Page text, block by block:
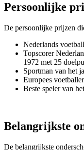
Persoonlijke
De persoonlijke prijzen
Nederlands
Topscorer
1972 met 25
Sportman van het
Europees
Beste speler van
Belangrijkste
De belangrijkste